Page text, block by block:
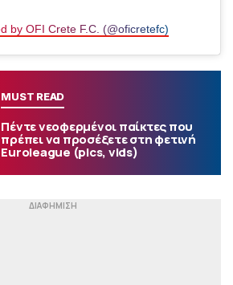
by OFI Crete F.C. (@oficretefc)
MUST READ
Πέντε νεοφερμένοι παίκτες που
πρέπει να προσέξετε στη φετινή
Euroleague (pics, vids)